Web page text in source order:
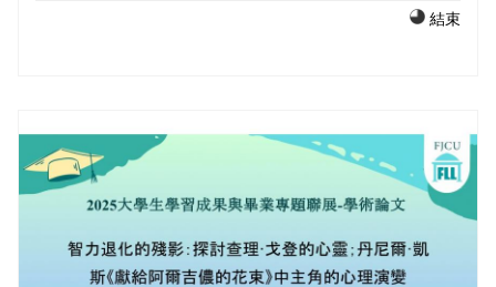
能夠幫助筆者自身以及未來有志於從事日語學術研究的畢業
結束